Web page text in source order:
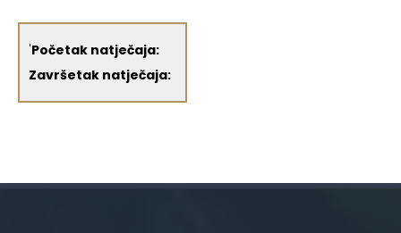
'Početak natječaja:
Završetak natječaja: